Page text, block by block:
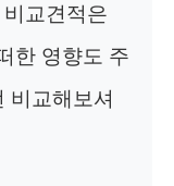
교견적은
한 영향도 주
비교해보셔